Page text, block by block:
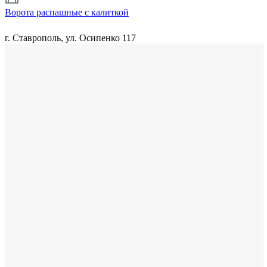
Ворота распашные с калиткой
г. Ставрополь, ул. Осипенко 117